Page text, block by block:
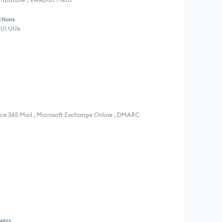
Utils
365 Mail , Microsoft Exchange Online , DMARC